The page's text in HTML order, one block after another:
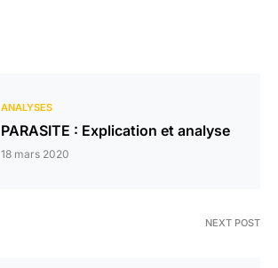
ANALYSES
PARASITE : Explication et analyse
18 mars 2020
NEXT POST